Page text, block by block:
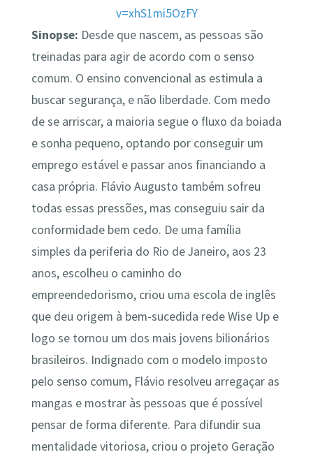
v=xhS1mi5OzFY
Sinopse: Desde que nascem, as pessoas são
treinadas para agir de acordo com o senso
comum. O ensino convencional as estimula a
buscar segurança, e não liberdade. Com medo
de se arriscar, a maioria segue o fluxo da boiada
e sonha pequeno, optando por conseguir um
emprego estável e passar anos financiando a
casa própria. Flávio Augusto também sofreu
todas essas pressões, mas conseguiu sair da
conformidade bem cedo. De uma família
simples da periferia do Rio de Janeiro, aos 23
anos, escolheu o caminho do
empreendedorismo, criou uma escola de inglês
que deu origem à bem-sucedida rede Wise Up e
logo se tornou um dos mais jovens bilionários
brasileiros. Indignado com o modelo imposto
pelo senso comum, Flávio resolveu arregaçar as
mangas e mostrar às pessoas que é possível
pensar de forma diferente. Para difundir sua
mentalidade vitoriosa, criou o projeto Geração